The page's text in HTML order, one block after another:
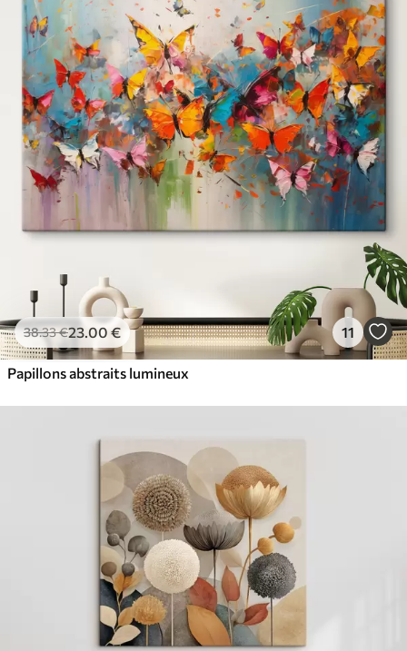
38.33€23.00 € 11
Papillons abstraits lumineux